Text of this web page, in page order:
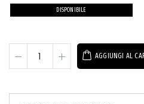
DISPONIBILE
AGGIUNGI AL